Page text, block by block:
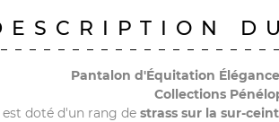
Pantalon d'Équitation
Collections
doté d'un rang destrass sur la sur-